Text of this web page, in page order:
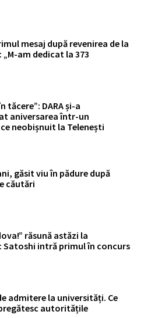
mesaj după revenirea de la
am dedicat la 373
tăcere”: DARA și-a
aniversarea într-un
neobișnuit la Telenești
găsit viu în pădure după
căutări
răsună astăzi la
Satoshi intră primul în concurs
admitere la universități. Ce
autoritățile